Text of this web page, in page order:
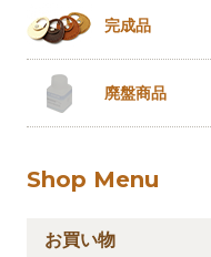
完成品
廃盤商品
Shop Menu
お買い物